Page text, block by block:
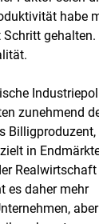
habe
zunehmend
Billigproduzent,
in
es daher mehr